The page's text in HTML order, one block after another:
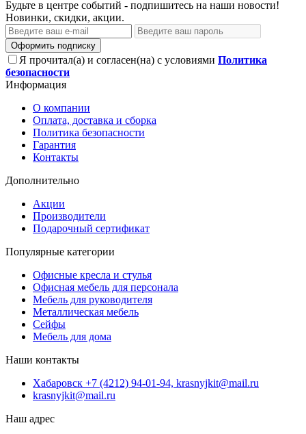
Будьте в центре событий - подпишитесь на наши новости!
Новинки, скидки, акции.
Оформить подписку
Я прочитал(а) и согласен(на) с условиями Политика
безопасности
Информация
О компании
Оплата, доставка и сборка
Политика безопасности
Гарантия
Контакты
Дополнительно
Акции
Производители
Подарочный сертификат
Популярные категории
Офисные кресла и стулья
Офисная мебель для персонала
Мебель для руководителя
Металлическая мебель
Сейфы
Мебель для дома
Наши контакты
Хабаровск +7 (4212) 94-01-94, krasnyjkit@mail.ru
krasnyjkit@mail.ru
Наш адрес